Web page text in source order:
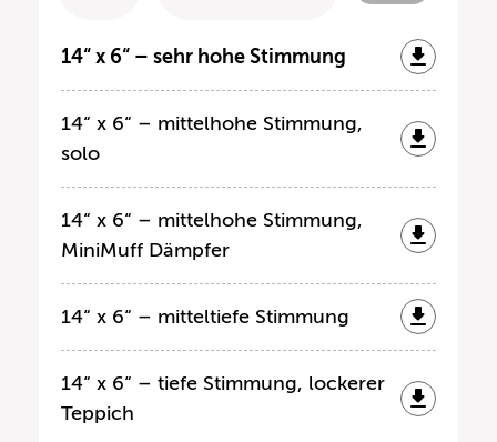
14“ x 6“ – sehr hohe Stimmung
14“ x 6“ – mittelhohe Stimmung,
solo
14“ x 6“ – mittelhohe Stimmung,
MiniMuff Dämpfer
14“ x 6“ – mitteltiefe Stimmung
14“ x 6“ – tiefe Stimmung, lockerer
Teppich